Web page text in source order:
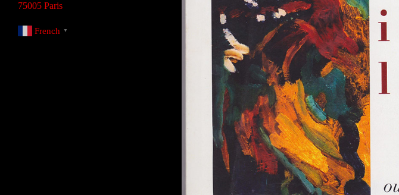
75005 Paris
French ▼